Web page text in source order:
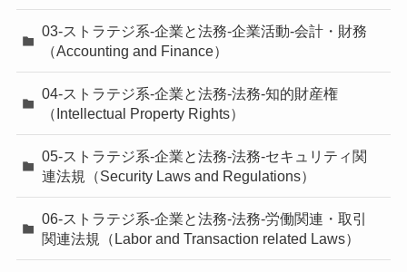
03-ストラテジ系-企業と法務-企業活動-会計・財務
（Accounting and Finance）
04-ストラテジ系-企業と法務-法務-知的財産権
（Intellectual Property Rights）
05-ストラテジ系-企業と法務-法務-セキュリティ関
連法規（Security Laws and Regulations）
06-ストラテジ系-企業と法務-法務-労働関連・取引
関連法規（Labor and Transaction related Laws）